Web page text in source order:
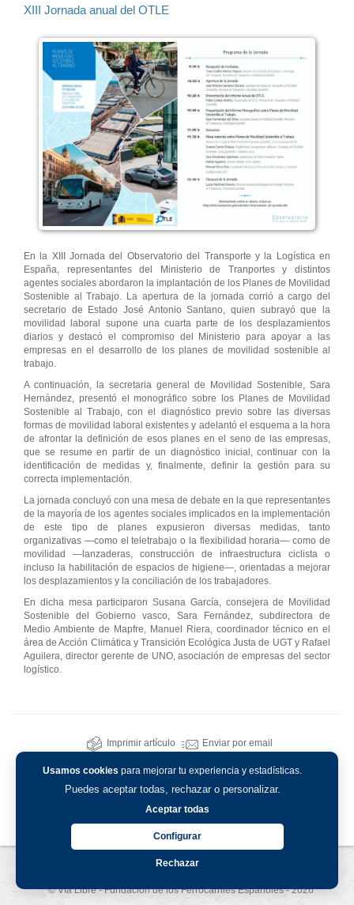
Usamos cookies para mejorar tu experiencia y estadísticas.
Puedes aceptar todas, rechazar o personalizar.
Aceptar todas
Configurar
Rechazar
XIII Jornada anual del OTLE
En la XIII Jornada del Observatorio del Transporte y la Logística en
España, representantes del Ministerio de Tranportes y distintos
agentes sociales abordaron la implantación de los Planes de Movilidad
Sostenible al Trabajo. La apertura de la jornada corrió a cargo del
secretario de Estado José Antonio Santano, quien subrayó que la
movilidad laboral supone una cuarta parte de los desplazamientos
diarios y destacó el compromiso del Ministerio para apoyar a las
empresas en el desarrollo de los planes de movilidad sostenible al
trabajo.
A continuación, la secretaria general de Movilidad Sostenible, Sara
Hernández, presentó el monográfico sobre los Planes de Movilidad
Sostenible al Trabajo, con el diagnóstico previo sobre las diversas
formas de movilidad laboral existentes y adelantó el esquema a la hora
de afrontar la definición de esos planes en el seno de las empresas,
que se resume en partir de un diagnóstico inicial, continuar con la
identificación de medidas y, finalmente, definir la gestión para su
correcta implementación.
La jornada concluyó con una mesa de debate en la que representantes
de la mayoría de los agentes sociales implicados en la implementación
de este tipo de planes expusieron diversas medidas, tanto
organizativas —como el teletrabajo o la flexibilidad horaria— como de
movilidad —lanzaderas, construcción de infraestructura ciclista o
incluso la habilitación de espacios de higiene—, orientadas a mejorar
los desplazamientos y la conciliación de los trabajadores.
En dicha mesa participaron Susana García, consejera de Movilidad
Sostenible del Gobierno vasco, Sara Fernández, subdirectora de
Medio Ambiente de Mapfre, Manuel Riera, coordinador técnico en el
área de Acción Climática y Transición Ecológica Justa de UGT y Rafael
Aguilera, director gerente de UNO, asociación de empresas del sector
logístico.
Imprimir artículo Enviar por email
Política de privacidad
© Vía Libre - Fundación de los Ferrocarriles Españoles - 2026